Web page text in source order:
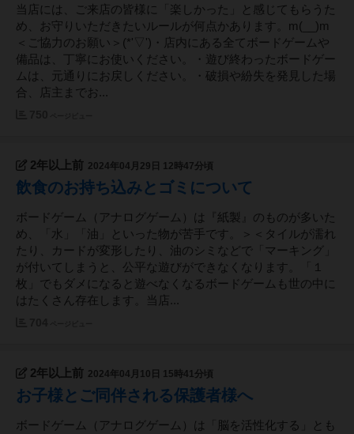
当店には、ご来店の皆様に「楽しかった」と感じてもらうた
め、お守りいただきたいルールが何点かあります。m(__)m
＜ご協力のお願い＞(*'▽')・店内にある全てボードゲームや
備品は、丁寧にお使いください。・遊び終わったボードゲー
ムは、元通りにお戻しください。・破損や紛失を発見した場
合、店主までお...
2年以上前 2024年04月29日 12時47分頃
飲食のお持ち込みとゴミについて
ボードゲーム（アナログゲーム）は『紙製』のものが多いた
め、「水」「油」といった物が苦手です。＞＜タイルが濡れ
たり、カードが変形したり、油のシミなどで「マーキング」
が付いてしまうと、公平な遊びができなくなります。「１
枚」でもダメになると遊べなくなるボードゲームも世の中に
はたくさん存在します。当店...
2年以上前 2024年04月10日 15時41分頃
お子様とご同伴される保護者様へ
ボードゲーム（アナログゲーム）は「脳を活性化する」とも